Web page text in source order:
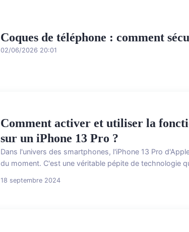
Coques de téléphone : comment
02/06/2026 20:01
Comment activer et utiliser la
sur un iPhone 13 Pro ?
Dans l'univers des smartphones, l'iPhone 13 Pro
du moment. C'est une véritable pépite de technologie
18 septembre 2024